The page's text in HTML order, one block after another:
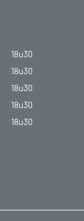
18u30
18u30
18u30
18u30
18u30